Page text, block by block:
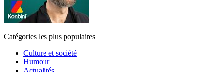
Catégories les plus populaires
Culture et société
Humour
Actualités